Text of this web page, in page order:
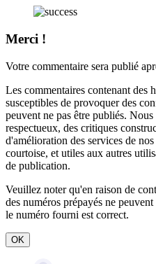
Merci !
Votre commentaire sera publié
Les commentaires contenant des
susceptibles de provoquer des
peuvent ne pas être publiés.
respectueux, des critiques
d'amélioration des services de
courtoise, et utiles aux autres
de publication.
Veuillez noter qu'en raison de
des numéros prépayés ne
le numéro fourni est correct.
OK